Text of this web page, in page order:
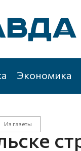
Экономика
Из газеты